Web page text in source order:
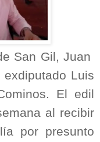
San Gil, Juan
Luis
El edil
al recibir
por presunto